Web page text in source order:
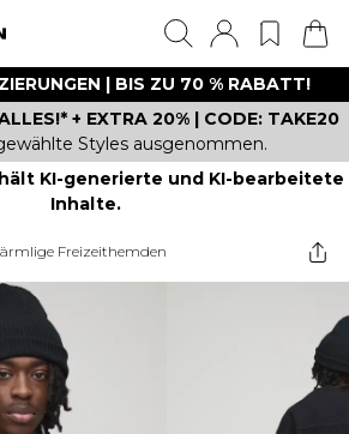
| BIS ZU 70 % RABATT!
+ EXTRA 20% | CODE: TAKE20
Styles ausgenommen.
KI-generierte und KI-bearbeitete
Inhalte.
Freizeithemden